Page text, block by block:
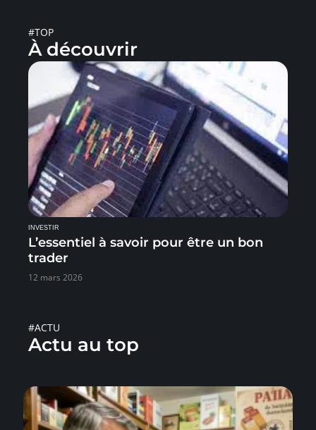
#TOP
À découvrir
INVESTIR
L’essentiel à savoir pour être un bon
trader
12 mars 2026
#ACTU
Actu au top